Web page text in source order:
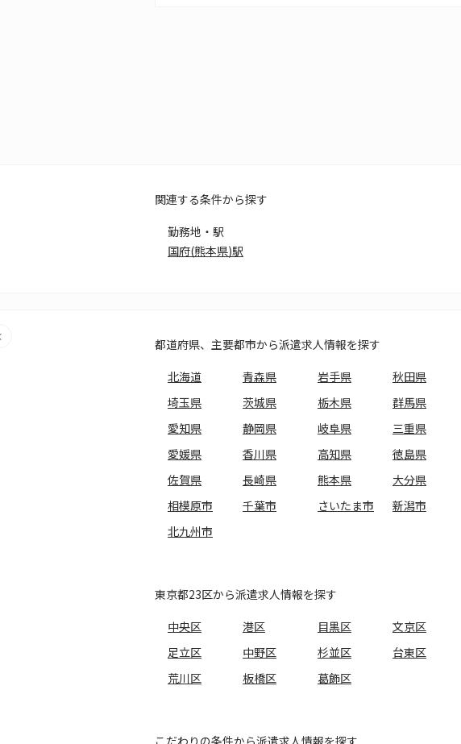
関連する条件から探す
勤務地・駅
国府(熊本県)駅
都道府県、主要都市から派遣求人情報を探す
北海道
青森県 岩手県 秋田県
埼玉県
茨城県 栃木県 群馬県
愛知県
静岡県 岐阜県 三重県
愛媛県
香川県 高知県 徳島県
佐賀県
長崎県 熊本県 大分県
相模原市
千葉市 さいたま市 新潟市
北九州市
東京都23区から派遣求人情報を探す
中央区
港区 目黒区 文京区
足立区
中野区 杉並区 台東区
荒川区
板橋区 葛飾区
こだわりの条件から派遣求人情報を探す